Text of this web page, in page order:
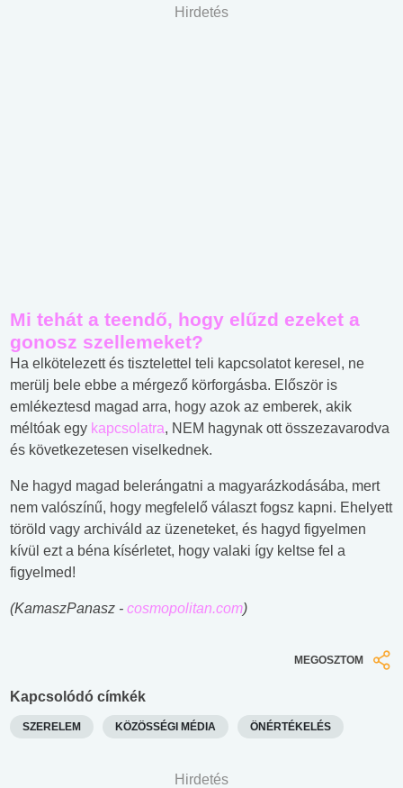
Hirdetés
Mi tehát a teendő, hogy elűzd ezeket a
gonosz szellemeket?
Ha elkötelezett és tisztelettel teli kapcsolatot keresel, ne
merülj bele ebbe a mérgező körforgásba. Először is
emlékeztesd magad arra, hogy azok az emberek, akik
méltóak egy kapcsolatra, NEM hagynak ott összezavarodva
és következetesen viselkednek.
Ne hagyd magad belerángatni a magyarázkodásába, mert
nem valószínű, hogy megfelelő választ fogsz kapni. Ehelyett
töröld vagy archiváld az üzeneteket, és hagyd figyelmen
kívül ezt a béna kísérletet, hogy valaki így keltse fel a
figyelmed!
(KamaszPanasz - cosmopolitan.com)
MEGOSZTOM
Kapcsolódó címkék
SZERELEM KÖZÖSSÉGI MÉDIA ÖNÉRTÉKELÉS
Hirdetés